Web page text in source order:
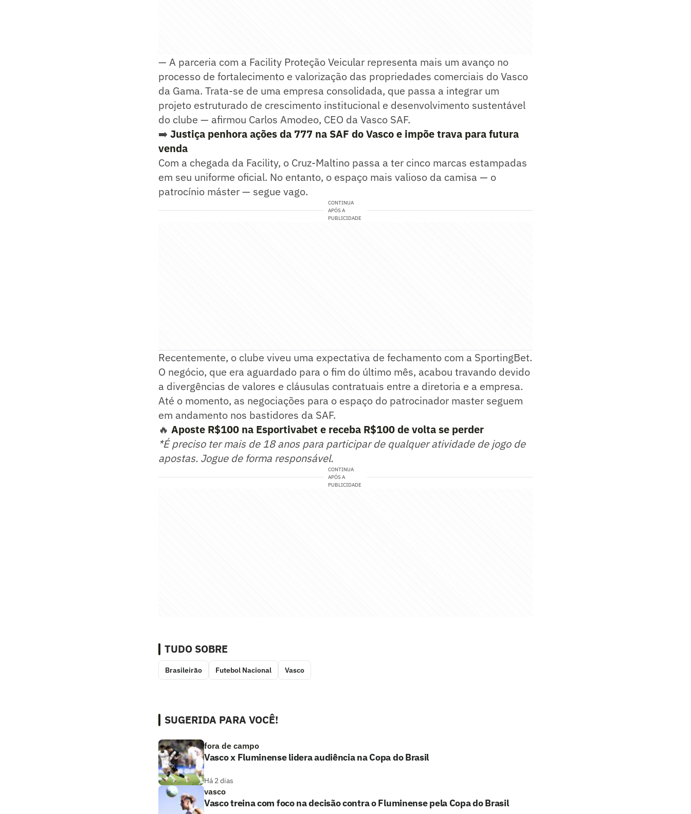
— A parceria com a Facility Proteção Veicular representa mais um avanço no
processo de fortalecimento e valorização das propriedades comerciais do Vasco
da Gama. Trata-se de uma empresa consolidada, que passa a integrar um
projeto estruturado de crescimento institucional e desenvolvimento sustentável
do clube — afirmou Carlos Amodeo, CEO da Vasco SAF.
➡️ Justiça penhora ações da 777 na SAF do Vasco e impõe trava para futura
venda
Com a chegada da Facility, o Cruz-Maltino passa a ter cinco marcas estampadas
em seu uniforme oficial. No entanto, o espaço mais valioso da camisa — o
patrocínio máster — segue vago.
CONTINUA
APÓS A
PUBLICIDADE
Recentemente, o clube viveu uma expectativa de fechamento com a SportingBet.
O negócio, que era aguardado para o fim do último mês, acabou travando devido
a divergências de valores e cláusulas contratuais entre a diretoria e a empresa.
Até o momento, as negociações para o espaço do patrocinador master seguem
em andamento nos bastidores da SAF.
🔥 Aposte R$100 na Esportivabet e receba R$100 de volta se perder
*É preciso ter mais de 18 anos para participar de qualquer atividade de jogo de
apostas. Jogue de forma responsável.
CONTINUA
APÓS A
PUBLICIDADE
TUDO SOBRE
Brasileirão Futebol Nacional Vasco
SUGERIDA PARA VOCÊ!
fora de campo
Vasco x Fluminense lidera audiência na Copa do Brasil
Há 2 dias
vasco
Vasco treina com foco na decisão contra o Fluminense pela Copa do Brasil